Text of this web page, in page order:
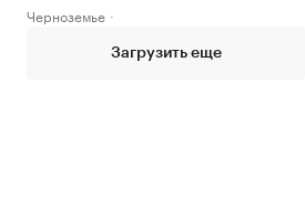
Черноземье
Загрузить еще